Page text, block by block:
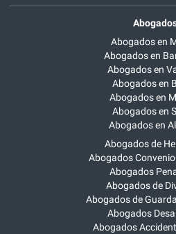
Abogados en
Abogados en
Abogados en
Abogados en
Abogados en
Abogados en
Abogados en
Abogados de
Abogados
Abogados
Abogados de
Abogados de
Abogados
Abogados